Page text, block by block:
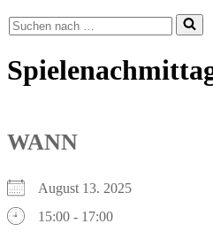
Suchen
nach …
WANN
August 13. 2025
15:00 - 17:00